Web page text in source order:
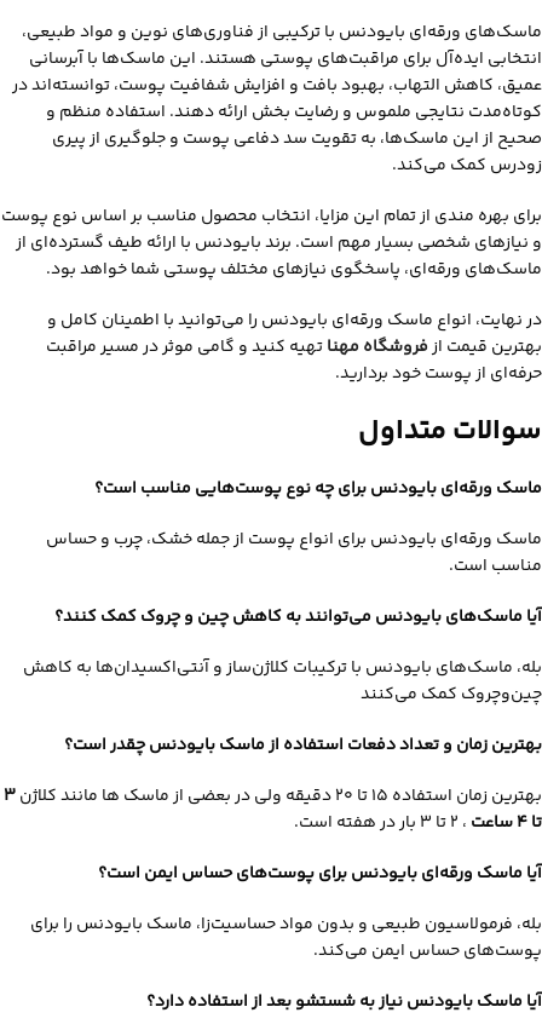
ماسک‌های ورقه‌ای بایودنس با ترکیبی از فناوری‌های نوین و مواد طبیعی،
انتخابی ایده‌آل برای مراقبت‌های پوستی هستند. این ماسک‌ها با آبرسانی
عمیق، کاهش التهاب، بهبود بافت و افزایش شفافیت پوست، توانسته‌اند در
کوتاه‌مدت نتایجی ملموس و رضایت‌ بخش ارائه دهند. استفاده منظم و
صحیح از این ماسک‌ها، به تقویت سد دفاعی پوست و جلوگیری از پیری
زودرس کمک می‌کند.
برای بهره‌ مندی از تمام این مزایا، انتخاب محصول مناسب بر اساس نوع پوست
و نیازهای شخصی بسیار مهم است. برند بایودنس با ارائه طیف گسترده‌ای از
ماسک‌های ورقه‌ای، پاسخگوی نیازهای مختلف پوستی شما خواهد بود.
در نهایت، انواع ماسک ورقه‌ای بایودنس را می‌توانید با اطمینان کامل و
بهترین قیمت ازفروشگاه مهناتهیه کنید و گامی موثر در مسیر مراقبت
حرفه‌ای از پوست خود بردارید.
سوالات متداول
ماسک ورقه‌ای بایودنس برای چه نوع پوست‌هایی مناسب است؟
ماسک ورقه‌ای بایودنس برای انواع پوست از جمله خشک، چرب و حساس
مناسب است.
آیا ماسک‌های بایودنس می‌توانند به کاهش چین‌ و چروک کمک کنند؟
بله، ماسک‌های بایودنس با ترکیبات کلاژن‌ساز و آنتی‌اکسیدان‌ها به کاهش
چین‌وچروک کمک می‌کنند
بهترین زمان و تعداد دفعات استفاده از ماسک بایودنس چقدر است؟
بهترین زمان استفاده ۱۵ تا ۲۰ دقیقه ولی در بعضی از ماسک ها مانند کلاژن
۳
تا ۴ ساعت
، ۲ تا ۳ بار در هفته است.
آیا ماسک ورقه‌ای بایودنس برای پوست‌های حساس ایمن است؟
بله، فرمولاسیون طبیعی و بدون مواد حساسیت‌زا، ماسک بایودنس را برای
پوست‌های حساس ایمن می‌کند.
آیا ماسک بایودنس نیاز به شستشو بعد از استفاده دارد؟